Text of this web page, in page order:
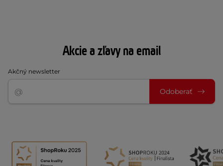
Akcie a zľavy na email
Akčný newsletter
Odoberať